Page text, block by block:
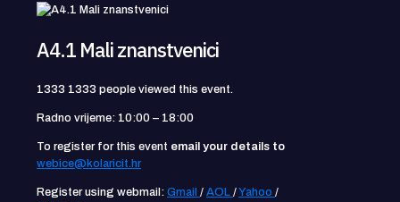
A4.1 Mali znanstvenici
1333 1333 people viewed this event.
Radno vrijeme: 10:00 – 18:00
To register for this event email your details to
webice@kolaricit.hr
Register using webmail: Gmail / AOL /Yahoo /